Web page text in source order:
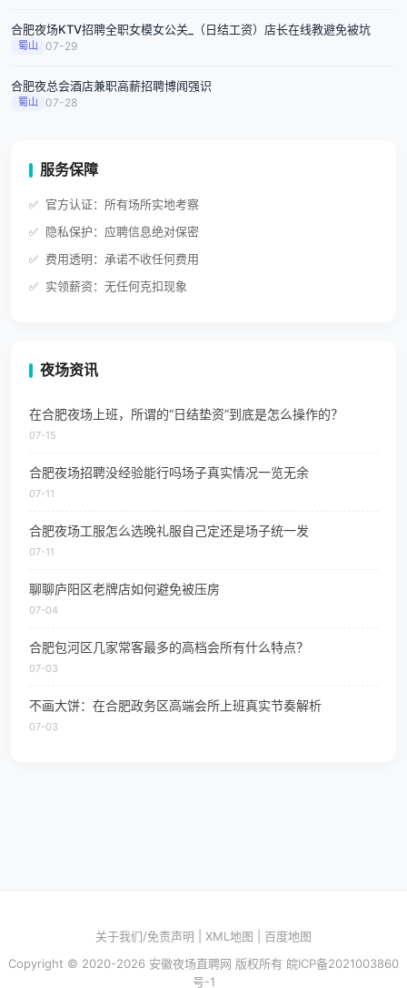
合肥夜场KTV招聘全职女模女公关_（日结工资）店长在线教避免被坑
蜀山 07-29
合肥夜总会酒店兼职高薪招聘博闻强识
蜀山 07-28
服务保障
官方认证：所有场所实地考察
隐私保护：应聘信息绝对保密
费用透明：承诺不收任何费用
实领薪资：无任何克扣现象
夜场资讯
在合肥夜场上班，所谓的“日结垫资”到底是怎么操作的？
07-15
合肥夜场招聘没经验能行吗场子真实情况一览无余
07-11
合肥夜场工服怎么选晚礼服自己定还是场子统一发
07-11
聊聊庐阳区老牌店如何避免被压房
07-04
合肥包河区几家常客最多的高档会所有什么特点？
07-03
不画大饼：在合肥政务区高端会所上班真实节奏解析
07-03
关于我们/免责声明 XML地图
百度地图
Copyright © 2020-2026 安徽夜场直聘网 版权所有 皖ICP备2021003860
号-1